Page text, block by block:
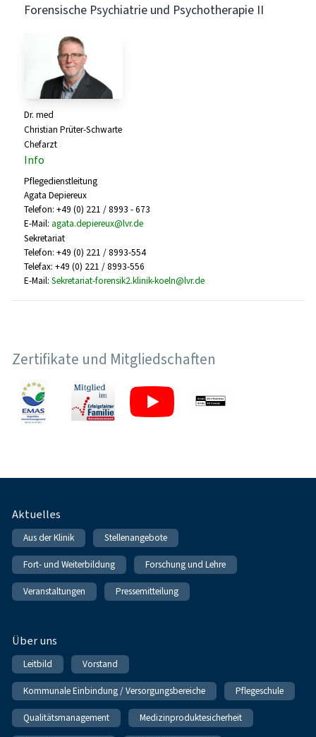
Forensische Psychiatrie und Psychotherapie II
Dr. med
Christian Prüter-Schwarte
Chefarzt
Info
Pflegedienstleitung
Agata Depiereux
Telefon: +49 (0) 221 / 8993 - 673
E-Mail: agata.depiereux@lvr.de
Sekretariat
Telefon: +49 (0) 221 / 8993-554
Telefax: +49 (0) 221 / 8993-556
E-Mail: Sekretariat-forensik2.klinik-koeln@lvr.de
Zertifikate und Mitgliedschaften
Fußnavigation
Aktuelles
Aus der Klinik Stellenangebote
Fort- und Weiterbildung Forschung und Lehre
Veranstaltungen Pressemitteilung
Über uns
Leitbild Vorstand
Kommunale Einbindung / Versorgungsbereiche Pflegeschule
Qualitätsmanagement Medizinproduktesicherheit